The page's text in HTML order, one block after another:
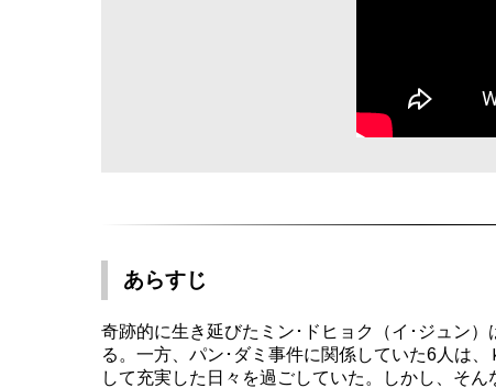
あらすじ
奇跡的に生き延びたミン･ドヒョク（イ･ジュン
る。一方、パン･ダミ事件に関係していた6人は
して充実した日々を過ごしていた。しかし、そ